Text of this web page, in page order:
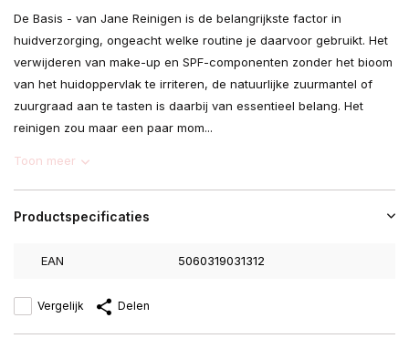
De Basis - van Jane Reinigen is de belangrijkste factor in
huidverzorging, ongeacht welke routine je daarvoor gebruikt. Het
verwijderen van make-up en SPF-componenten zonder het bioom
van het huidoppervlak te irriteren, de natuurlijke zuurmantel of
zuurgraad aan te tasten is daarbij van essentieel belang. Het
reinigen zou maar een paar mom...
Toon meer
Productspecificaties
EAN 5060319031312
Vergelijk Delen